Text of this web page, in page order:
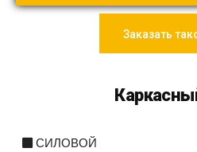
Заказать
СИЛОВОЙ